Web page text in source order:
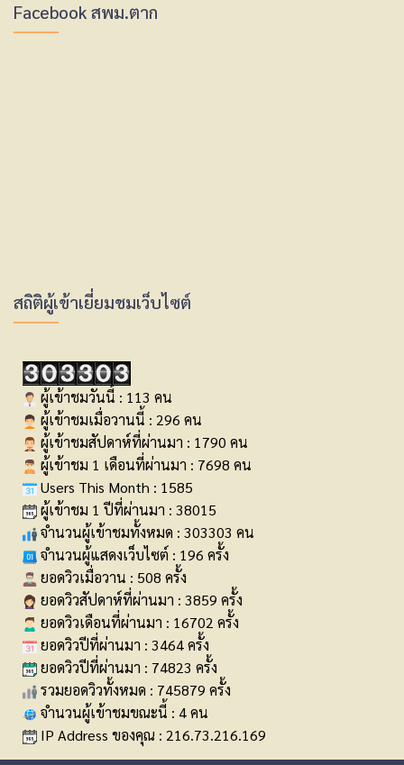
Facebook สพม.ตาก
สถิติผู้เข้าเยี่ยมชมเว็บไซต์
ผู้เข้าชมวันนี้ : 113 คน
ผู้เข้าชมเมื่อวานนี้ : 296 คน
ผู้เข้าชมสัปดาห์ที่ผ่านมา : 1790 คน
ผู้เข้าชม 1 เดือนที่ผ่านมา : 7698 คน
Users This Month : 1585
ผู้เข้าชม 1 ปีที่ผ่านมา : 38015
จำนวนผู้เข้าชมทั้งหมด : 303303 คน
จำนวนผู้แสดงเว็บไซต์ : 196 ครั้ง
ยอดวิวเมื่อวาน : 508 ครั้ง
ยอดวิวสัปดาห์ที่ผ่านมา : 3859 ครั้ง
ยอดวิวเดือนที่ผ่านมา : 16702 ครั้ง
ยอดวิวปีที่ผ่านมา : 3464 ครั้ง
ยอดวิวปีที่ผ่านมา : 74823 ครั้ง
รวมยอดวิวทั้งหมด : 745879 ครั้ง
จำนวนผู้เข้าชมขณะนี้ : 4 คน
IP Address ของคุณ : 216.73.216.169